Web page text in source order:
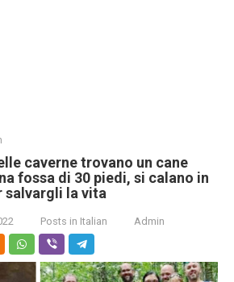
caverne trovano un cane
fossa di 30 piedi, si calano in
salvargli la vita
Posts in Italian Admin